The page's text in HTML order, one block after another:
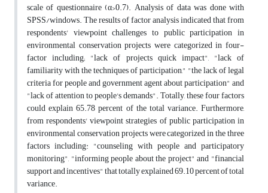
scale of questionnaire (α>0.7). Analysis of data was done with
SPSS/windows. The results of factor analysis indicated that from
respondents' viewpoint challenges to public participation in
environmental conservation projects were categorized in four-
factor including; "lack of projects quick impact", "lack of
familiarity with the techniques of participation," "the lack of legal
criteria for people and government agent about participation" and
"lack of attention to people's demands". Totally, these four factors
could explain 65.78 percent of the total variance. Furthermore,
from respondents' viewpoint strategies of public participation in
environmental conservation projects were categorized in the three
factors including: "counseling with people and participatory
monitoring", "informing people about the project" and "financial
support and incentives" that totally explained 69.10 percent of total
variance.